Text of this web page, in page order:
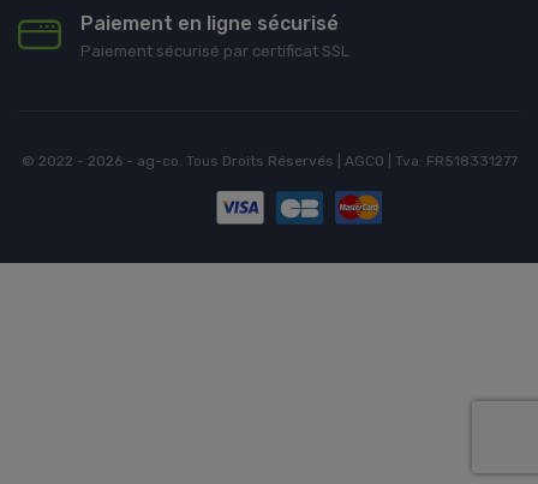
Paiement en ligne sécurisé
Paiement sécurisé par certificat SSL
© 2022 - 2026 - ag-co. Tous Droits Réservés | AGCO | Tva: FR518331277